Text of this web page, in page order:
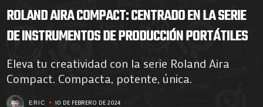
ROLAND AIRA COMPACT: CENTRADO EN LA SERIE
DE INSTRUMENTOS DE PRODUCCIÓN PORTÁTILES
Eleva tu creatividad con la serie Roland Aira
Compact. Compacta, potente, única.
ERIC 10 DE FEBRERO DE 2024